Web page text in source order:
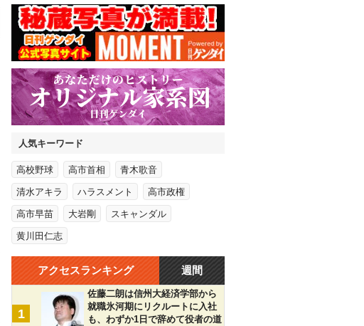
人気キーワード
高校野球 高市首相 青木歌音
清水アキラ ハラスメント 高市政権
高市早苗 大岩剛 スキャンダル
黄川田仁志
アクセスランキング 週間
1
佐藤二朗は信州大経済学部から
就職氷河期にリクルートに入社
も、わずか1日で辞めて役者の道